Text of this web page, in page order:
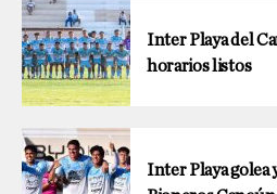
Inter Playa del
horarios listos
Inter Playa golea